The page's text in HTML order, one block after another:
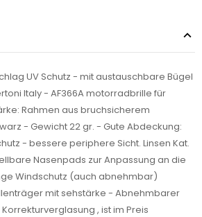
UV Schutz - mit austauschbare Bügel
Italy - AF366A motorradbrille für
Rahmen aus bruchsicherem
- Gewicht 22 gr. - Gute Abdeckung:
- bessere periphere Sicht. Linsen Kat.
Nasenpads zur Anpassung an die
Windschutz (auch abnehmbar)
mit sehstärke - Abnehmbarer
, ist im Preis